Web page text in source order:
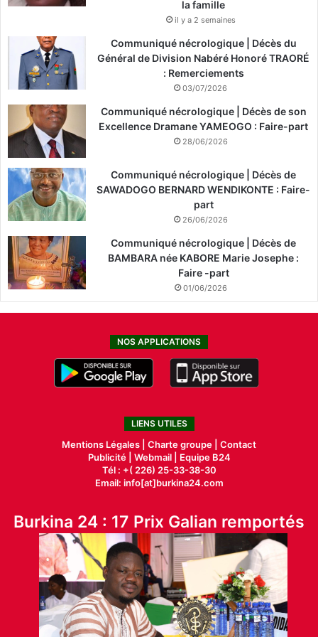
la famille
il y a 2 semaines
Communiqué nécrologique | Décès du
Général de Division Nabéré Honoré TRAORÉ
: Remerciements
03/07/2026
Communiqué nécrologique | Décès de son
Excellence Dramane YAMEOGO : Faire-part
28/06/2026
Communiqué nécrologique | Décès de
SAWADOGO BERNARD WENDIKONTE : Faire-
part
26/06/2026
Communiqué nécrologique | Décès de
BAMBARA née KABORE Marie Josephe :
Faire -part
01/06/2026
NOS APPLICATIONS
LIENS UTILES
Mentions Légales | Charte groupe | Contact
Publicité| Webmail |
Equipe B24
Tél : +( 226) 25-33-38-30
Email: info[at]burkina24.com
Burkina 24 : 17 Prix Galian remportés